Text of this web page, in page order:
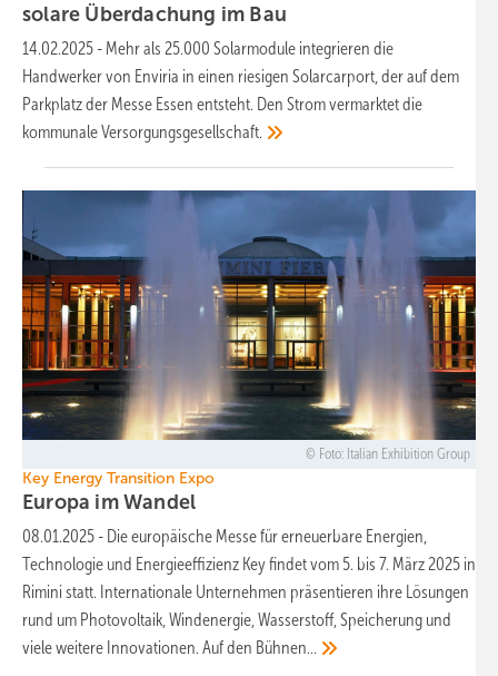
solare Überdachung im Bau
14.02.2025 - Mehr als 25.000 Solarmodule integrieren die
Handwerker von Enviria in einen riesigen Solarcarport, der auf dem
Parkplatz der Messe Essen entsteht. Den Strom vermarktet die
kommunaleVersorgungsgesellschaft.
Foto: Italian Exhibition Group
Key Energy Transition Expo
Europa im Wandel
08.01.2025 - Die europäische Messe für erneuerbare Energien,
Technologie und Energieeffizienz Key findet vom 5. bis 7. März 2025 in
Rimini statt. Internationale Unternehmen präsentieren ihre Lösungen
rund um Photovoltaik, Windenergie, Wasserstoff, Speicherung und
viele weitere Innovationen. Auf den Bühnen...